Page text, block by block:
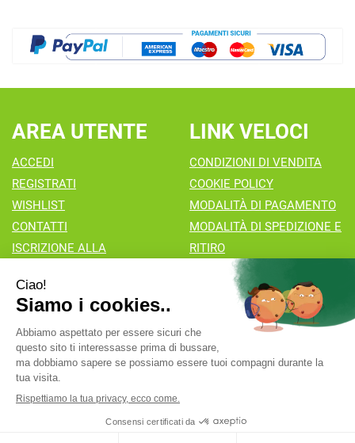
AREA UTENTE
ACCEDI
REGISTRATI
WISHLIST
CONTATTI
ISCRIZIONE ALLA
LINK VELOCI
CONDIZIONI DI VENDITA
COOKIE POLICY
MODALITÀ DI PAGAMENTO
MODALITÀ DI SPEDIZIONE E
RITIRO
Farmacia Valaperta Dr. Antonio Pipia
- Via Natale Perego 7
20069 Vaprio d'Adda (MI)
info@farmaciavalaperta.it|Tel.: 02 90 94 880| P.Iva:
Prenofa